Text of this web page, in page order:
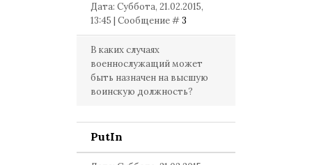
Дата: Суббота, 21.02.2015,
13:45 | Сообщение #3
В каких случаях
военнослужащий может
быть назначен на высшую
воинскую должность?
PutIn